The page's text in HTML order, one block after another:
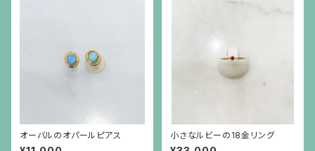
オーバルのオパールピアス 小さなルビーの18金リング